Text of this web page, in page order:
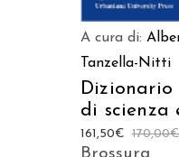
A cura di:
Tanzella-Nitti
di scienza
170,00€
161,50€
Brossura